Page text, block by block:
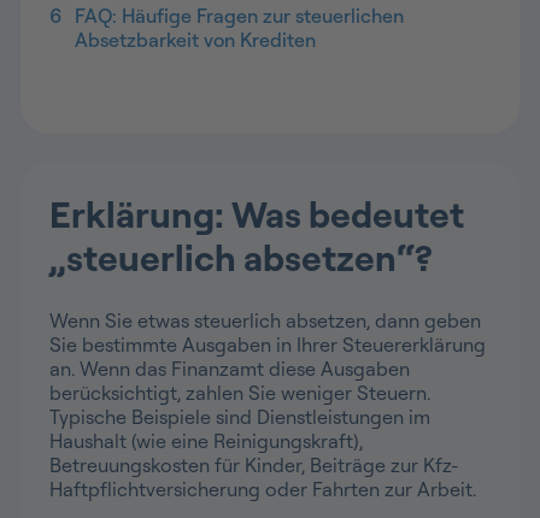
6
FAQ: Häufige Fragen zur steuerlichen
Absetzbarkeit von Krediten
Erklärung: Was bedeutet
„steuerlich absetzen“?
Wenn Sie etwas steuerlich absetzen, dann geben
Sie bestimmte Ausgaben in Ihrer Steuererklärung
an. Wenn das Finanzamt diese Ausgaben
berücksichtigt, zahlen Sie weniger Steuern.
Typische Beispiele sind Dienstleistungen im
Haushalt (wie eine Reinigungskraft),
Betreuungskosten für Kinder, Beiträge zur Kfz-
Haftpflichtversicherung oder Fahrten zur Arbeit.